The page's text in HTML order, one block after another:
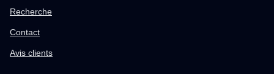
Recherche
Contact
Avis clients